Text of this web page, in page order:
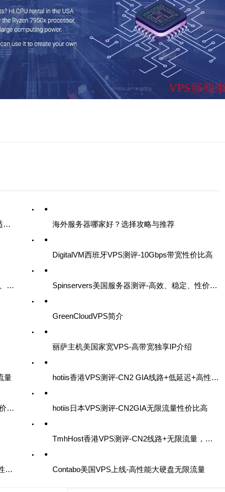
CDNCloud美国VPS评测-高效CN2线路优化适合国内用户 海外服务器哪家好？选择攻略与推荐
DigitalVM西班牙VPS测评-10Gbps带宽性价比高
SixtyNet美国VPS测评-高防御、10Gbps带宽、优质配置 Spinservers美国服务器测评-高效、稳定、性价比高的选择
GreenCloudVPS简介
丽萨主机美国家宽VPS-高带宽独享IP介绍
量 hotiis香港VPS测评-CN2 GIA线路+低延迟+高性价比
OneTechCloud香港VPS测评-CN2GIA线路性价比高 hotiis日本VPS测评-CN2GIA无限流量性价比高
TmhHost香港VPS测评-CN2线路+无限流量，性价比真香！
LOCVPS荷兰VPS测评-CN2线路+无限流量-性价比之选 Contabo美国VPS上线-高性能大硬盘无限流量